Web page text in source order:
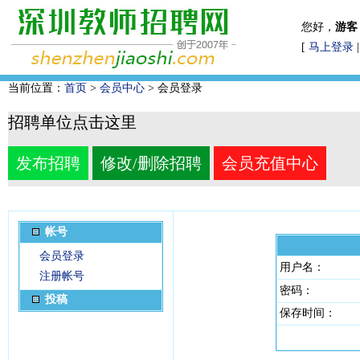
您好， 游客
[ 马上登录
当前位置： 首页 > 会员中心 > 会员登录
招聘单位点击这里
发布招聘 修改/删除招聘 会员充值中心
帐号
会员登录
注册帐号
投稿
用户名：
密码：
保存时间：